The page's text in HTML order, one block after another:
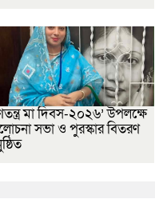
মা দিবস-২০২৬’ উপলক্ষে
সভা ও পুরস্কার বিতরণ